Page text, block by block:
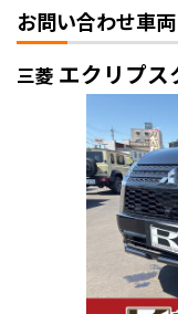
お問い合わせ車両
三菱 エクリプス